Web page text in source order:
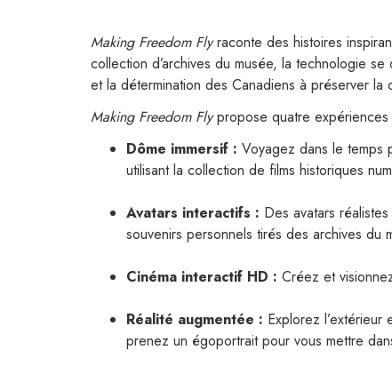
Making Freedom Flyraconte des histoires
collection d’archives du musée, la technologie
et la détermination des Canadiens à préserver la
Making Freedom Flypropose quatre expériences
Dôme immersif : Voyagez dans le temps
utilisant la collection de films historiques
Avatars interactifs : Des avatars
souvenirs personnels tirés des archives du
Cinéma interactif HD : Créez et
Réalité augmentée : Explorez
prenez un égoportrait pour vous mettre